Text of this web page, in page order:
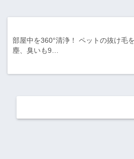
部屋中を360°清浄！ ペットの抜け毛
塵、臭いも9…